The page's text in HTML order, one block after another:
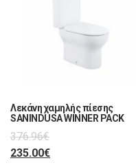
Λεκάνη χαμηλής πίεσης
SANINDUSA WINNER PACK
376.96€
235.00€